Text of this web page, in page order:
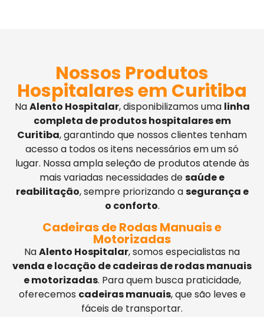
Nossos Produtos
Hospitalares em Curitiba
NaAlento Hospitalar, disponibilizamos uma linha
completa de produtos hospitalares em
Curitiba, garantindo que nossos clientes tenham
acesso a todos os itens necessários em um só
lugar. Nossa ampla seleção de produtos atende às
mais variadas necessidades desaúde e
reabilitação, sempre priorizando asegurança e
o conforto.
Cadeiras de Rodas Manuais e
Motorizadas
NaAlento Hospitalar, somos especialistas na
venda e locação de cadeiras de rodas manuais
e motorizadas. Para quem busca praticidade,
oferecemos cadeiras manuais, que são leves e
fáceis de transportar.